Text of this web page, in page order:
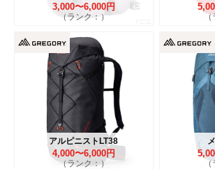
3,000〜6,000円
（ランク：） （
アルピニストLT38
4,000〜6,000円
（ランク：）